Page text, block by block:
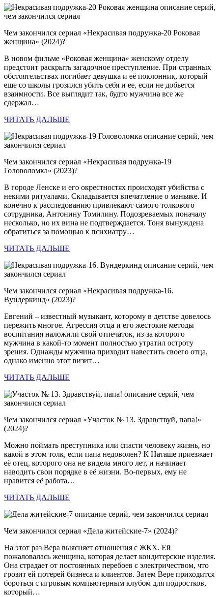
Чем закончился сериал «Некрасивая подружка-20 Роковая
женщина» (2024)?
В новом фильме «Роковая женщина» женскому отделу
предстоит раскрыть загадочное преступление. При странных
обстоятельствах погибает девушка и её поклонник, который
еще со школы грозился убить себя и ее, если не добьется
взаимности. Все выглядит так, будто мужчина все же
сдержал…
ЧИТАТЬ ДАЛЬШЕ
Чем закончился сериал «Некрасивая подружка-19
Головоломка» (2023)?
В городе Ленске и его окрестностях происходят убийства с
некими ритуалами. Складывается впечатление о маньяке. И
конечно к расследованию привлекают самого толкового
сотрудника, Антонину Томилину. Подозреваемых поначалу
несколько, но их вина не подтверждается. Тоня вынуждена
обратиться за помощью к психиатру…
ЧИТАТЬ ДАЛЬШЕ
Чем закончился сериал «Некрасивая подружка-16.
Вундеркинд» (2023)?
Евгений – известный музыкант, которому в детстве довелось
пережить многое. Агрессия отца и его жестокие методы
воспитания наложили свой отпечаток, из-за которого
мужчина в какой-то момент полностью утратил остроту
зрения. Однажды мужчина приходит навестить своего отца,
однако именно этот визит…
ЧИТАТЬ ДАЛЬШЕ
Чем закончился сериал «Участок № 13. Здравствуй, папа!»
(2024)?
Можно поймать преступника или спасти человеку жизнь, но
какой в этом толк, если папа недоволен? К Наташе приезжает
её отец, которого она не видела много лет, и начинает
наводить свои порядке в её жизни. Во-первых, ему не
нравится её работа…
ЧИТАТЬ ДАЛЬШЕ
Чем закончился сериал «Дела житейские-7» (2024)?
На этот раз Вера выясняет отношения с ЖКХ. Ей
пожаловалась женщина, которая делает кондитерские изделия.
Она страдает от постоянных перебоев с электричеством, что
грозит ей потерей бизнеса и клиентов. Затем Вере приходится
бороться с игровым компьютерным клубом для подростков,
который…